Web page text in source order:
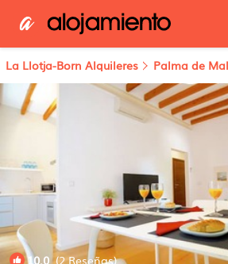
La Llotja-Born Alquileres Palma de
10.0(2 Reseñas)